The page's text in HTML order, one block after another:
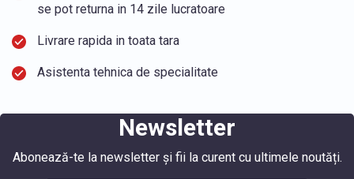
se pot returna in 14 zile lucratoare
Livrare rapida in toata tara
Asistenta tehnica de specialitate
Newsletter
Abonează-te la newsletter și fii la curent cu ultimele noutăți.